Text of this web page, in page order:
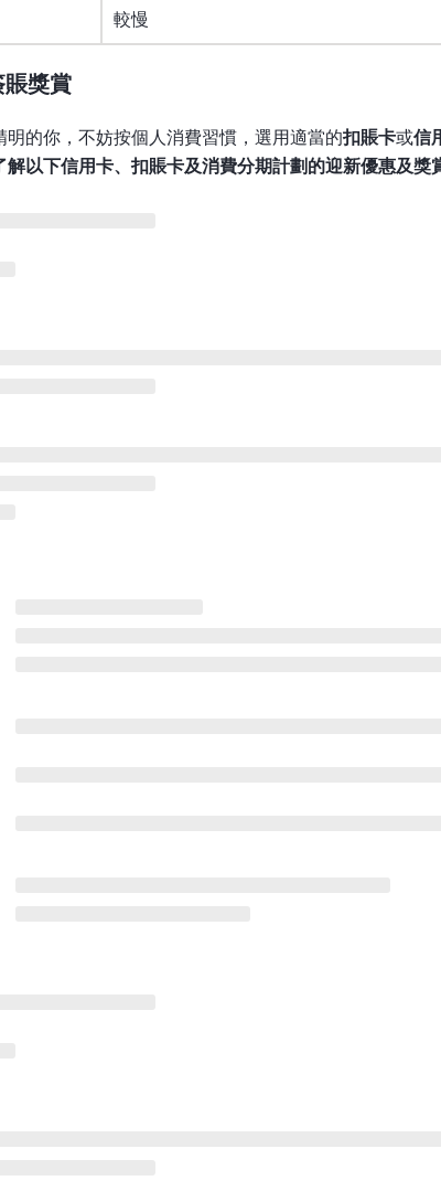
較慢
賬獎賞
的你，不妨按個人消費習慣，選用適當的扣賬卡或信
解以下信用卡、扣賬卡及消費分期計劃的迎新優惠及獎